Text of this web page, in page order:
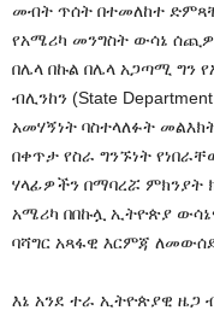
መብት ጥሰት በተመለከተ
የአሜሪካ መንግስት ውሳኔ
በሌላ በኩል በሌላ አጋጣሚ ግን
ብሊንከን (State
አመሃኝነት ባስተላለፉት
በቀጥታ የስራ ግንኙነት
ሃላፊዎችን በማባረሯ ምክንያት
አሜሪካ በበኩሏ ኢትዮጵያ
ባሻግር አጻፋዊ እርምጃ
እኔ አንደ ተራ ኢትዮጵያዊ ዜጋ